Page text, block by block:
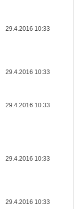
29.4.2016 10:33
29.4.2016 10:33
29.4.2016 10:33
29.4.2016 10:33
29.4.2016 10:33